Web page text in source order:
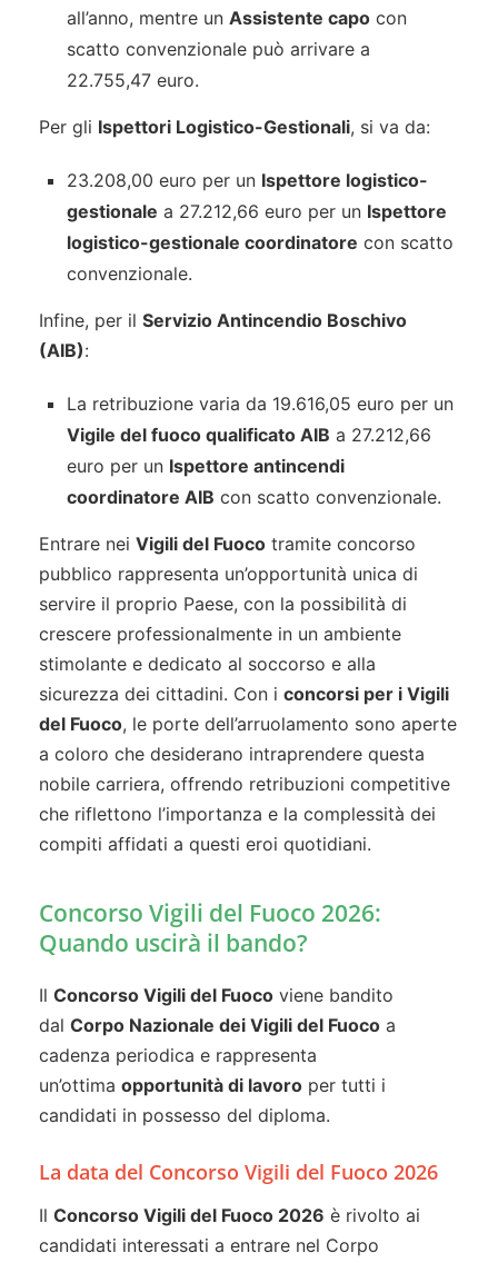
all’anno, mentre un Assistente capo con
scatto convenzionale può arrivare a
22.755,47 euro.
Per gli Ispettori Logistico-Gestionali, si va da:
23.208,00 euro per un Ispettore logistico-
gestionale a 27.212,66 euro per un Ispettore
logistico-gestionale coordinatore con scatto
convenzionale.
Infine, per il Servizio Antincendio Boschivo
(AIB):
La retribuzione varia da 19.616,05 euro per un
Vigile del fuoco qualificato AIB a 27.212,66
euro per un Ispettore antincendi
coordinatore AIB con scatto convenzionale.
Entrare nei Vigili del Fuoco tramite concorso
pubblico rappresenta un’opportunità unica di
servire il proprio Paese, con la possibilità di
crescere professionalmente in un ambiente
stimolante e dedicato al soccorso e alla
sicurezza dei cittadini. Con i concorsi per i Vigili
del Fuoco, le porte dell’arruolamento sono aperte
a coloro che desiderano intraprendere questa
nobile carriera, offrendo retribuzioni competitive
che riflettono l’importanza e la complessità dei
compiti affidati a questi eroi quotidiani.
Concorso Vigili del Fuoco 2026:
Quando uscirà il bando?
Il Concorso Vigili del Fuoco viene bandito
dal Corpo Nazionale dei Vigili del Fuoco a
cadenza periodica e rappresenta
un’ottima opportunità di lavoro per tutti i
candidati in possesso del diploma.
La data del Concorso Vigili del Fuoco 2026
Il Concorso Vigili del Fuoco 2026 è rivolto ai
candidati interessati a entrare nel Corpo